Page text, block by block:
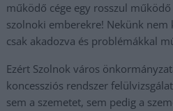
működő cége egy rosszul
szolnoki emberekre! Nekünk nem
csak akadozva és problémákkal
Ezért Szolnok város
koncessziós rendszer
sem a szemetet, sem pedig a